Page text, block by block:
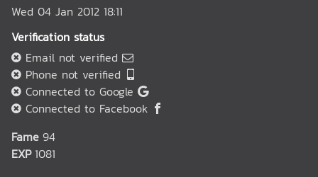
Wed 04 Jan 2012 18:11
Verification status
Email not verified
Phone not verified
Connected to Google
Connected to Facebook
Fame 94
EXP 1081